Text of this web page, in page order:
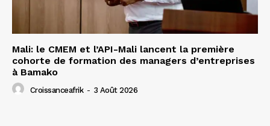
Mali: le CMEM et l’API-Mali lancent la première
cohorte de formation des managers d’entreprises
à Bamako
Croissanceafrik - 3 Août 2026